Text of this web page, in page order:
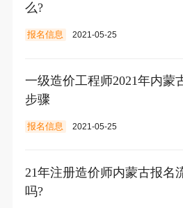
么?
报名信息 2021-05-25
一级造价工程师2021年内蒙
步骤
报名信息 2021-05-25
21年注册造价师内蒙古报名
吗?